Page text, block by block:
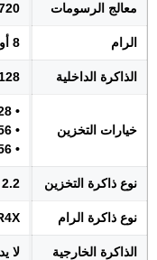
معالج الرسومات
الرام 8 أو 12 جيجابايت
الذاكرة الداخلية 128 أو 256 جيجابايت
خيارات التخزين
• 128 جيجابايت (8 جيجابايت)
• 256 جيجابايت (8 جيجابايت)
• 256 جيجابايت (12 جيجابايت)
نوع ذاكرة التخزين
نوع ذاكرة الرام
الذاكرة الخارجية لا